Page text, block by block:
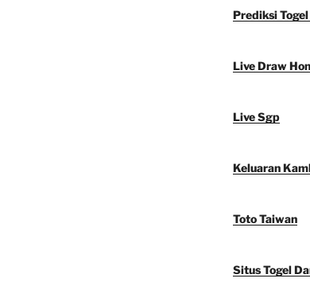
Prediksi
Live Draw
Live Sgp
Keluaran
Toto Taiwan
Situs Togel